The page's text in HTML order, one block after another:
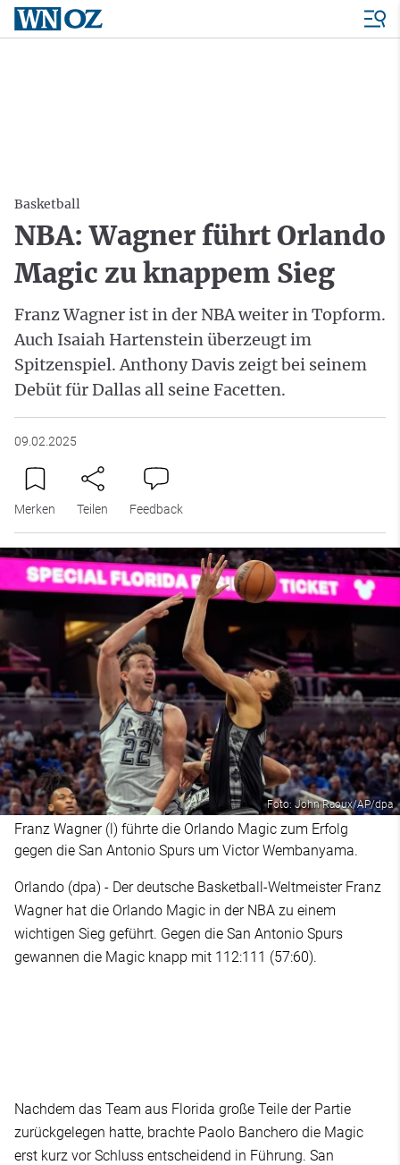
Basketball
NBA: Wagner führt Orlando
Magic zu knappem Sieg
Franz Wagner ist in der NBA weiter in Topform.
Auch Isaiah Hartenstein überzeugt im
Spitzenspiel. Anthony Davis zeigt bei seinem
Debüt für Dallas all seine Facetten.
09.02.2025
Merken Teilen Feedback
Foto: John Raoux/AP/dpa
Franz Wagner (l) führte die Orlando Magic zum Erfolg
gegen die San Antonio Spurs um Victor Wembanyama.
Orlando (dpa) - Der deutsche Basketball-Weltmeister Franz
Wagner hat die Orlando Magic in der NBA zu einem
wichtigen Sieg geführt. Gegen die San Antonio Spurs
gewannen die Magic knapp mit 112:111 (57:60).
Nachdem das Team aus Florida große Teile der Partie
zurückgelegen hatte, brachte Paolo Banchero die Magic
erst kurz vor Schluss entscheidend in Führung. San